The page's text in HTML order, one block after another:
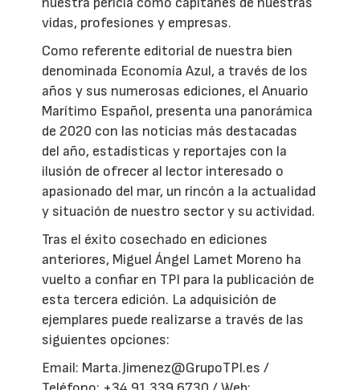
vidas, profesiones y empresas.
Como referente editorial de nuestra bien
denominada Economía Azul, a través de los
años y sus numerosas ediciones, el Anuario
Marítimo Español, presenta una panorámica
de 2020 con las noticias más destacadas
del año, estadísticas y reportajes con la
ilusión de ofrecer al lector interesado o
apasionado del mar, un rincón a la actualidad
y situación de nuestro sector y su actividad.
Tras el éxito cosechado en ediciones
anteriores, Miguel Ángel Lamet Moreno ha
vuelto a confiar en TPI para la publicación de
esta tercera edición. La adquisición de
ejemplares puede realizarse a través de las
siguientes opciones:
Email: Marta.Jimenez@GrupoTPI.es /